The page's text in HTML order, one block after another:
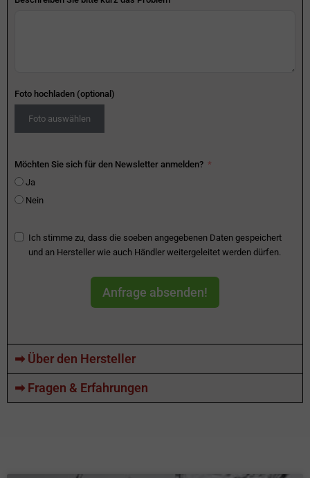
Foto hochladen (optional)
Foto auswählen
Möchten Sie sich für den Newsletter anmelden?
Ja
Nein
Ich stimme zu, dass die soeben angegebenen Daten gespeichert
und an Hersteller wie auch Händler weitergeleitet werden dürfen.
Anfrage absenden!
➡ Über den Hersteller
➡ Fragen & Erfahrungen